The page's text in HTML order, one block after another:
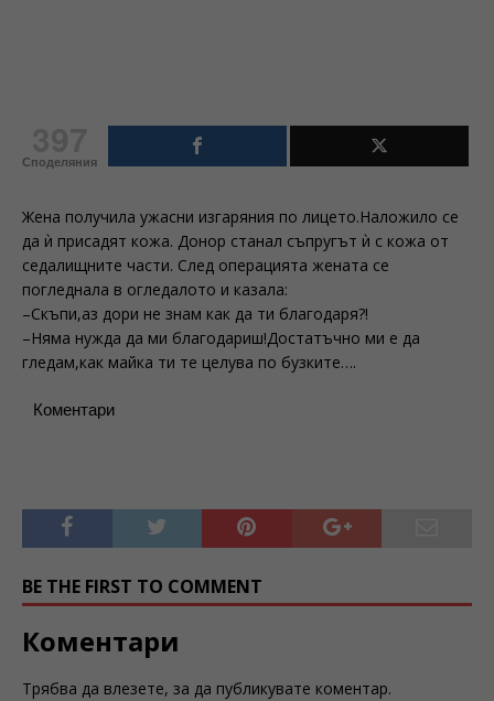
Споделяния
Жена получила ужасни изгаряния по лицето.Наложило се
да ѝ присадят кожа. Донор станал съпругът ѝ с кожа от
седалищните части. След операцията жената се
погледнала в огледалото и казала:
–Скъпи,аз дори не знам как да ти благодаря?!
–Няма нужда да ми благодариш!Достатъчно ми е да
гледам,как майка ти те целува по бузките….
Коментари
BE THE FIRST TO COMMENT
Коментари
Трябва да влезете, за да публикувате коментар.